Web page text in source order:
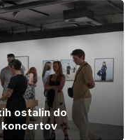
ostalin do
koncertov